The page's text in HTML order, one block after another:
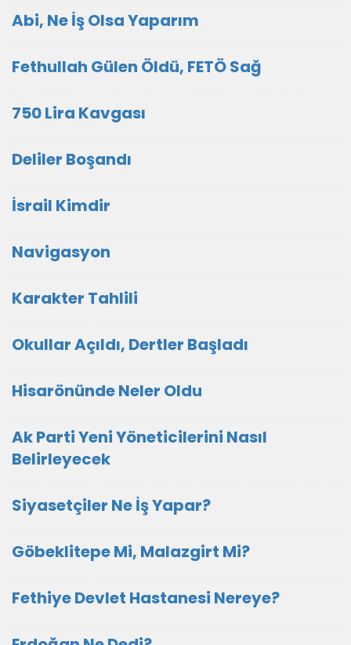
Abi, Ne İş Olsa Yaparım
Fethullah Gülen Öldü, FETÖ Sağ
750 Lira Kavgası
Deliler Boşandı
İsrail Kimdir
Navigasyon
Karakter Tahlili
Okullar Açıldı, Dertler Başladı
Hisarönünde Neler Oldu
Ak Parti Yeni Yöneticilerini Nasıl
Belirleyecek
Siyasetçiler Ne İş Yapar?
Göbeklitepe Mi, Malazgirt Mi?
Fethiye Devlet Hastanesi Nereye?